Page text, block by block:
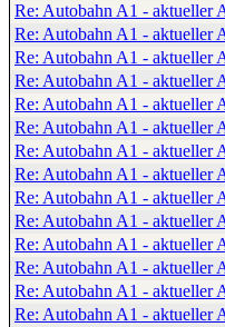
Re: Autobahn A1 - aktueller
Re: Autobahn A1 - aktueller
Re: Autobahn A1 - aktueller
Re: Autobahn A1 - aktueller
Re: Autobahn A1 - aktueller
Re: Autobahn A1 - aktueller
Re: Autobahn A1 - aktueller
Re: Autobahn A1 - aktueller
Re: Autobahn A1 - aktueller
Re: Autobahn A1 - aktueller
Re: Autobahn A1 - aktueller
Re: Autobahn A1 - aktueller
Re: Autobahn A1 - aktueller
Re: Autobahn A1 - aktueller